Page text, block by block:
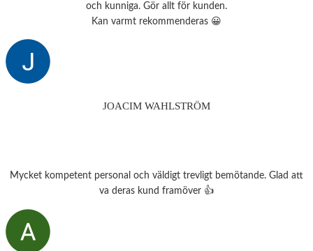
och kunniga. Gör allt för kunden.
Kan varmt rekommenderas 😀
JOACIM WAHLSTRÖM
Mycket kompetent personal och väldigt trevligt bemötande. Glad att
va deras kund framöver 👍